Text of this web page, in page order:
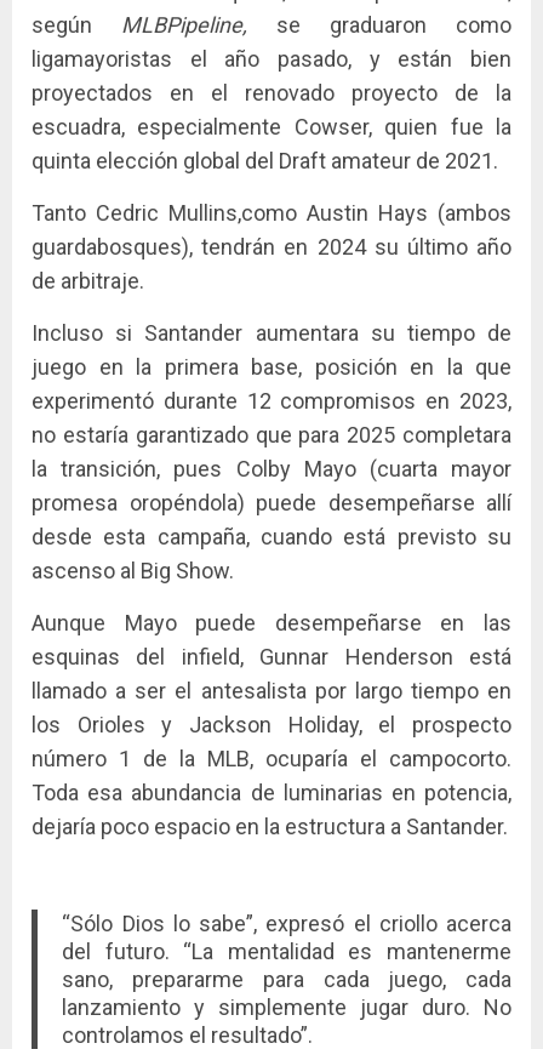
según MLBPipeline, se graduaron como
ligamayoristas el año pasado, y están bien
proyectados en el renovado proyecto de la
escuadra, especialmente Cowser, quien fue la
quinta elección global del Draft amateur de 2021.
Tanto Cedric Mullins,como Austin Hays (ambos
guardabosques), tendrán en 2024 su último año
de arbitraje.
Incluso si Santander aumentara su tiempo de
juego en la primera base, posición en la que
experimentó durante 12 compromisos en 2023,
no estaría garantizado que para 2025 completara
la transición, pues Colby Mayo (cuarta mayor
promesa oropéndola) puede desempeñarse allí
desde esta campaña, cuando está previsto su
ascenso al Big Show.
Aunque Mayo puede desempeñarse en las
esquinas del infield, Gunnar Henderson está
llamado a ser el antesalista por largo tiempo en
los Orioles y Jackson Holiday, el prospecto
número 1 de la MLB, ocuparía el campocorto.
Toda esa abundancia de luminarias en potencia,
dejaría poco espacio en la estructura a Santander.
“Sólo Dios lo sabe”, expresó el criollo acerca
del futuro. “La mentalidad es mantenerme
sano, prepararme para cada juego, cada
lanzamiento y simplemente jugar duro. No
controlamos el resultado”.